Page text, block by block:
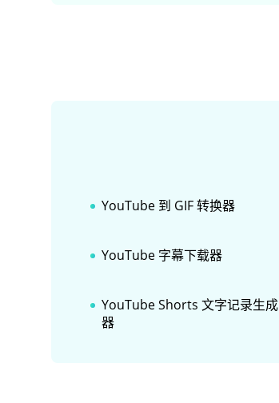
YouTube 到 GIF 转换器
YouTube 字幕下载器
YouTube Shorts 文字记录生成
器